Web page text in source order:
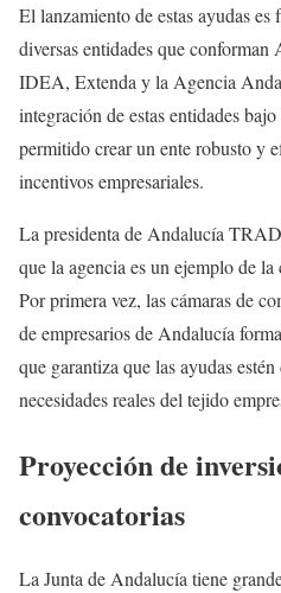
El lanzamiento de estas ayudas
diversas entidades que
IDEA, Extenda y la Agencia
integración de estas entidades
permitido crear un ente robusto y
incentivos empresariales.
La presidenta de Andalucía
que la agencia es un ejemplo de
Por primera vez, las cámaras de
de empresarios de Andalucía
que garantiza que las ayudas
necesidades reales del tejido
Proyección de
convocatorias
La Junta de Andalucía tiene